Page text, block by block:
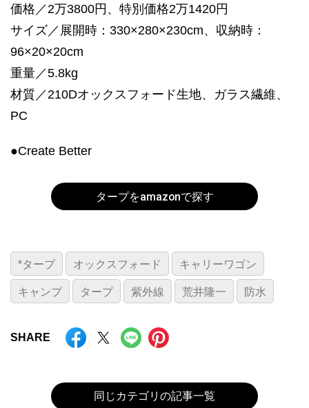
価格／2万3800円、特別価格2万1420円
サイズ／展開時：330×280×230cm、収納時：
96×20×20cm
重量／5.8kg
材質／210Dオックスフォード生地、ガラス繊維、
PC
●Create Better
タープをamazonで探す
*タープ オックスフォード キャリーワゴン
キャンプ タープ 紫外線 荒井隆一 防水
SHARE
同じカテゴリの記事一覧